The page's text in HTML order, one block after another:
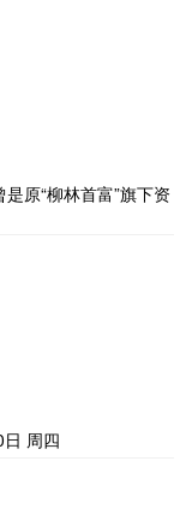
原“柳林首富”旗下资
周四